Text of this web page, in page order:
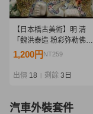
【日本橋古美術】明 清
「魏洪泰造 粉彩弥勒佛坐
像 佛像 」重量2888g 粉
れ 花器
1,200円 NT259
出價 18 剩餘 3日
汽車外裝套件